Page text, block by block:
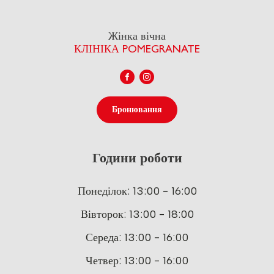
Жінка вічна
КЛІНІКА POMEGRANATE
Бронювання
Години роботи
Понеділок: 13:00 - 16:00
Вівторок: 13:00 - 18:00
Середа: 13:00 - 16:00
Четвер: 13:00 - 16:00